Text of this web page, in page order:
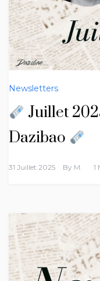
Newsletters
Juillet
Dazibao
31 Juillet 2025 By M. 1